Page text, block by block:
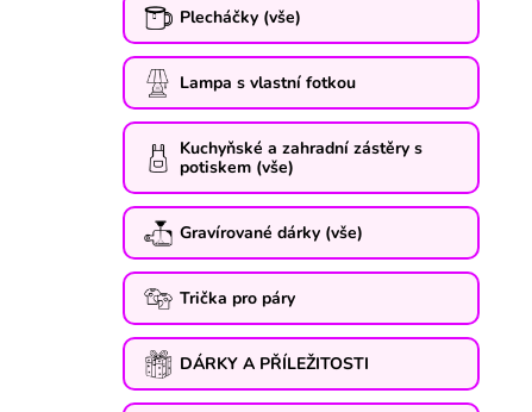
Plecháčky (vše)
Lampa s vlastní fotkou
Kuchyňské a zahradní zástěry s
potiskem (vše)
Gravírované dárky (vše)
Trička pro páry
DÁRKY A PŘÍLEŽITOSTI